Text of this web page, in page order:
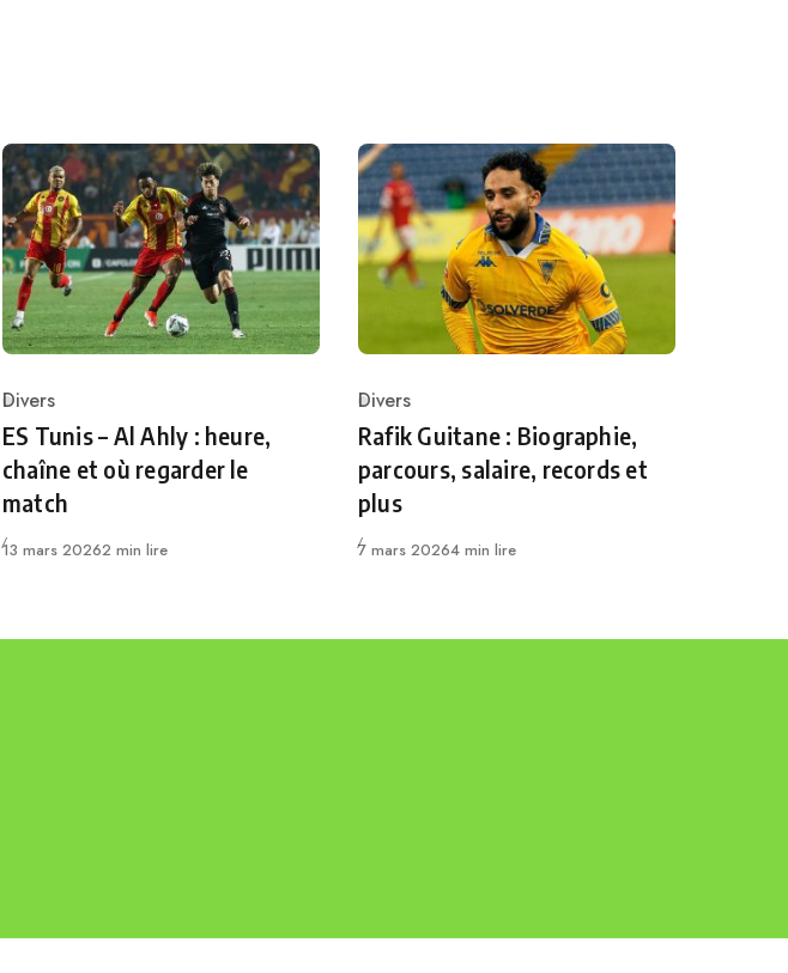
Category
Divers
ES Tunis – Al Ahly : heure,
chaîne et où regarder le
match
Publié
13 mars 20262 min lire
Category
Divers
Rafik Guitane : Biographie,
parcours, salaire, records et
plus
Publié
7 mars 20264 min lire